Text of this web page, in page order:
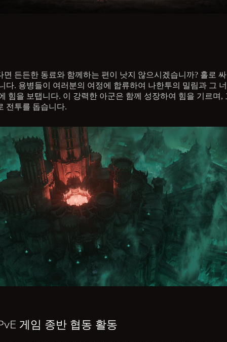
면 든든한 동료와 함께하는 편이 낫지 않으시겠습니까? 홀로
다. 용병들이 여러분의 여정에 합류하여 나한투의 밀림과 그
힘을 보탭니다. 이 강력한 아군은 함께 성장하여 힘을 기르며,
전투를 돕습니다.
게임 종반 협동 활동